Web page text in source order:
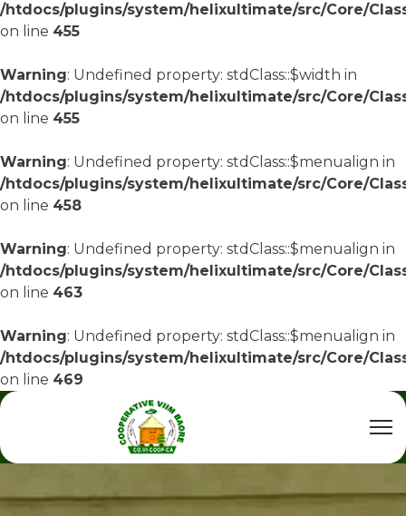
/htdocs/plugins/system/helixultimate/src/Core/
on line 455
Warning: Undefined property: stdClass::$width in
/htdocs/plugins/system/helixultimate/src/Core/
on line 455
Warning: Undefined property: stdClass::$menualign in
/htdocs/plugins/system/helixultimate/src/Core/
on line 458
Warning: Undefined property: stdClass::$menualign in
/htdocs/plugins/system/helixultimate/src/Core/
on line 463
Warning: Undefined property: stdClass::$menualign in
/htdocs/plugins/system/helixultimate/src/Core/
on line 469